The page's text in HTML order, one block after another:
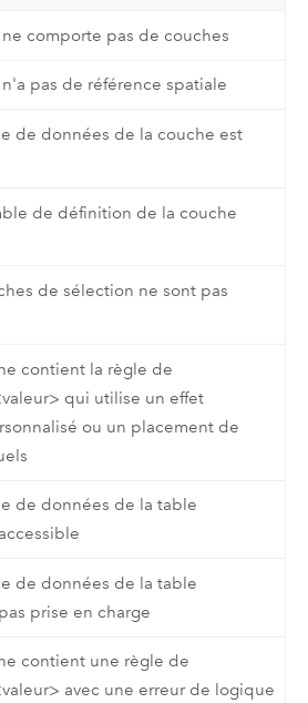
comporte pas de couches
pas de référence spatiale
de données de la couche est
de définition de la couche
de sélection ne sont pas
contient la règle de
qui utilise un effet
ou un placement de
de données de la table
de données de la table
prise en charge
contient une règle de
avec une erreur de logique